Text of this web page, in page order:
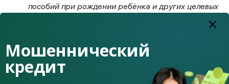
пособий при рождении ребёнка и других целевых
жилищные сберегательные счета
предназначенные для накоплений на покупку
жилья.
Мошеннический
кредит